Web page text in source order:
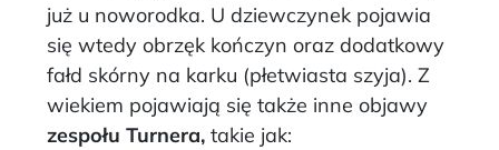
już u noworodka. U dziewczynek pojawia
się wtedy obrzęk kończyn oraz dodatkowy
fałd skórny na karku (płetwiasta szyja). Z
wiekiem pojawiają się także inne objawy
zespołu Turnera, takie jak: